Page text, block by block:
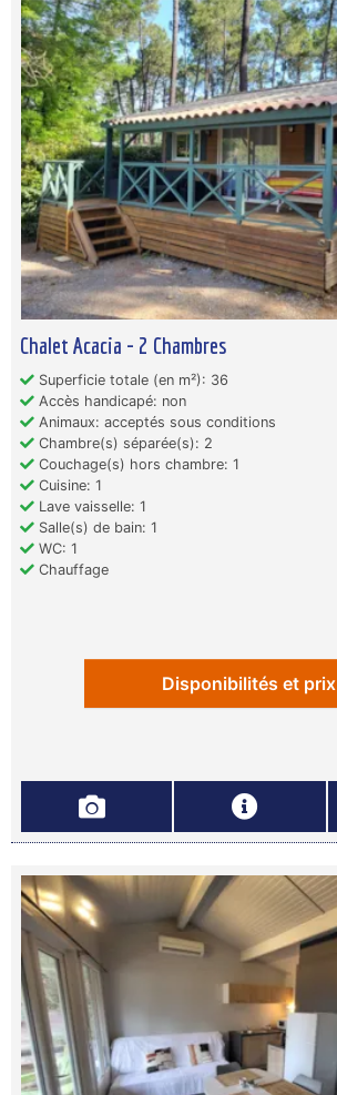
Chalet Acacia - 2 Chambres
Superficie totale (en m²): 36
Accès handicapé: non
Animaux: acceptés sous conditions
Chambre(s) séparée(s): 2
Couchage(s) hors chambre: 1
Cuisine: 1
Lave vaisselle: 1
Salle(s) de bain: 1
WC: 1
Chauffage
Disponibilités et prix